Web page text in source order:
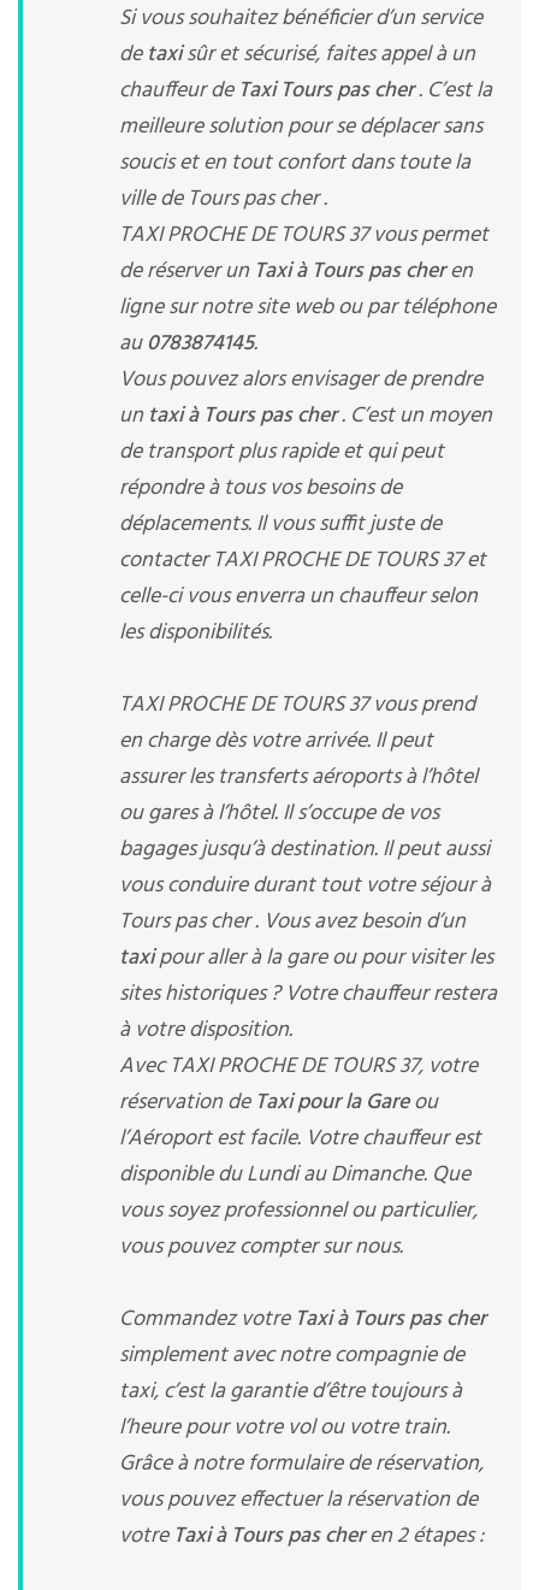
Si vous souhaitez bénéficier d’un service
detaxisûr et sécurisé, faites appel à un
chauffeur de Taxi Tours pas cher. C’est la
meilleure solution pour se déplacer sans
soucis et en tout confort dans toute la
ville de Tours pas cher .
TAXI PROCHE DE TOURS 37 vous permet
de réserver un Taxi à Tours pas cheren
ligne sur notre site web ou par téléphone
au0783874145.
Vous pouvez alors envisager de prendre
un taxi à Tours pas cher. C’est un moyen
de transport plus rapide et qui peut
répondre à tous vos besoins de
déplacements. Il vous suffit juste de
contacter TAXI PROCHE DE TOURS 37 et
celle-ci vous enverra un chauffeur selon
les disponibilités.
TAXI PROCHE DE TOURS 37 vous prend
en charge dès votre arrivée. Il peut
assurer les transferts aéroports à l’hôtel
ou gares à l’hôtel. Il s’occupe de vos
bagages jusqu’à destination. Il peut aussi
vous conduire durant tout votre séjour à
Tours pas cher . Vous avez besoin d’un
taxipour aller à la gare ou pour visiter les
sites historiques ? Votre chauffeur restera
à votre disposition.
Avec TAXI PROCHE DE TOURS 37, votre
réservation de Taxi pour la Gareou
l’Aéroport est facile. Votre chauffeur est
disponible du Lundi au Dimanche. Que
vous soyez professionnel ou particulier,
vous pouvez compter sur nous.
Commandez votre Taxi à Tours pas cher
simplement avec notre compagnie de
taxi, c’est la garantie d’être toujours à
l’heure pour votre vol ou votre train.
Grâce à notre formulaire de réservation,
vous pouvez effectuer la réservation de
votre Taxi à Tours pas cheren 2 étapes :